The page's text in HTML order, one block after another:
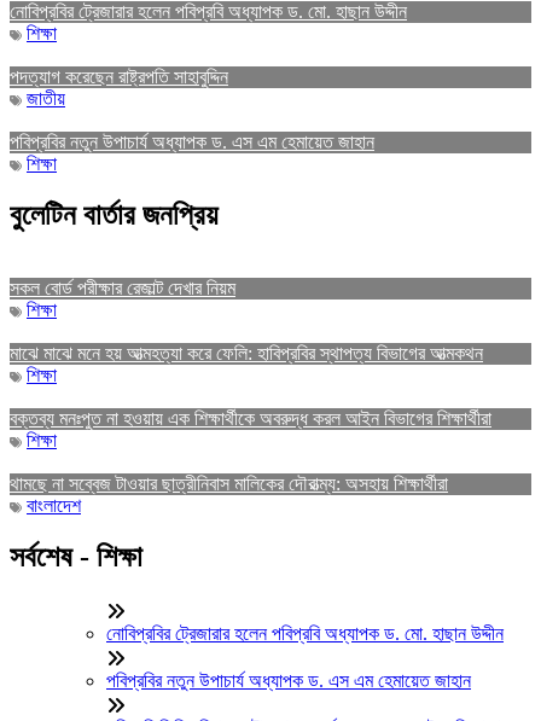
নোবিপ্রবির ট্রেজারার হলেন পবিপ্রবি অধ্যাপক ড. মো. হাছান উদ্দীন
শিক্ষা
পদত্যাগ করেছেন রাষ্ট্রপতি সাহাবুদ্দিন
জাতীয়
পবিপ্রবির নতুন উপাচার্য অধ্যাপক ড. এস এম হেমায়েত জাহান
শিক্ষা
বুলেটিন বার্তার জনপ্রিয়
সকল বোর্ড পরীক্ষার রেজাল্ট দেখার নিয়ম
শিক্ষা
মাঝে মাঝে মনে হয় আত্মহত্যা করে ফেলি: হাবিপ্রবির স্থাপত্য বিভাগের আত্মকথন
শিক্ষা
বক্তব্য মনঃপুত না হওয়ায় এক শিক্ষার্থীকে অবরুদ্ধ করল আইন বিভাগের শিক্ষার্থীরা
শিক্ষা
থামছে না সব্বেজ টাওয়ার ছাত্রীনিবাস মালিকের দৌরাত্ম্য: অসহায় শিক্ষার্থীরা
বাংলাদেশ
সর্বশেষ - শিক্ষা
নোবিপ্রবির ট্রেজারার হলেন পবিপ্রবি অধ্যাপক ড. মো. হাছান উদ্দীন
পবিপ্রবির নতুন উপাচার্য অধ্যাপক ড. এস এম হেমায়েত জাহান